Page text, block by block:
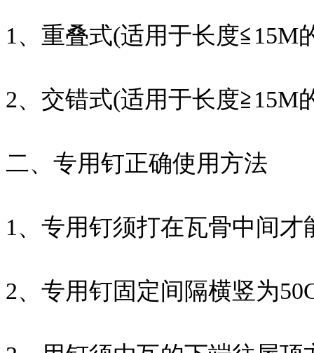
1、重叠式(适用于长度≦15M
2、交错式(适用于长度≧15M
二、专用钉正确使用方法
1、专用钉须打在瓦骨中间才
2、专用钉固定间隔横竖为